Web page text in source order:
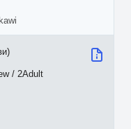
/ 2Adult